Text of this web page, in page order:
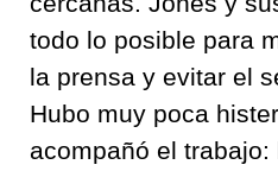
todo lo posible para
la prensa y evitar el
Hubo muy poca
acompañó el trabajo: